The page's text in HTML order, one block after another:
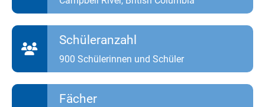
Schüleranzahl
900 Schülerinnen und Schüler
Fächer